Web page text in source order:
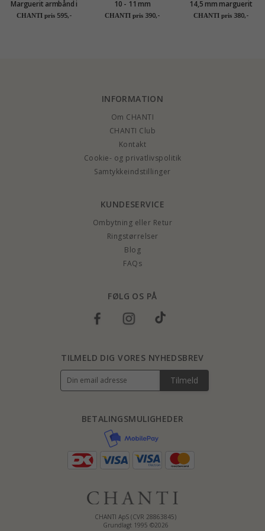
Marguerit armbånd i
forgyldt sølv -
CHANTI pris 595,-
10 - 11 mm
marguerit øreringe i
CHANTI pris 390,-
14,5 mm marguerit
øreringe i forgyldt
CHANTI pris 380,-
INFORMATION
Om CHANTI
CHANTI Club
Kontakt
Cookie- og privatlivspolitik
Samtykkeindstillinger
KUNDESERVICE
Ombytning eller Retur
Ringstørrelser
Blog
FAQs
FØLG OS PÅ
CHANTI ApS (CVR 28863845)
Grundlagt 1995 ©2026
BETALINGSMULIGHEDER
TILMELD DIG VORES NYHEDSBREV
Tilmeld